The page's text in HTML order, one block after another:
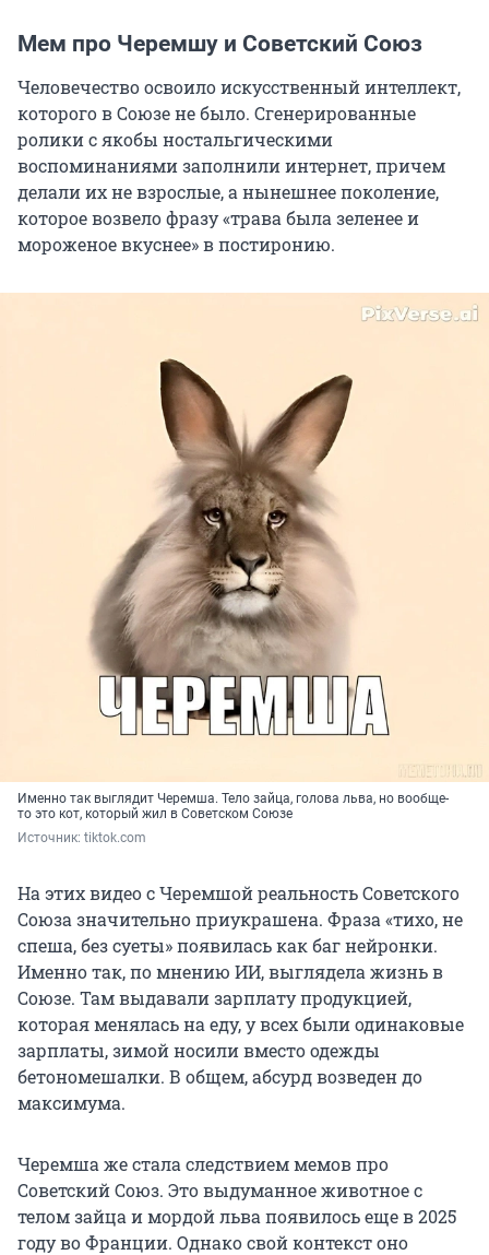
Мем про Черемшу и Советский Союз
Человечество освоило искусственный интеллект,
которого в Союзе не было. Сгенерированные
ролики с якобы ностальгическими
воспоминаниями заполнили интернет, причем
делали их не взрослые, а нынешнее поколение,
которое возвело фразу «трава была зеленее и
мороженое вкуснее» в постиронию.
Именно так выглядит Черемша. Тело зайца, голова льва, но вообще-
то это кот, который жил в Советском Союзе
Источник: tiktok.com
На этих видео с Черемшой реальность Советского
Союза значительно приукрашена. Фраза «тихо, не
спеша, без суеты» появилась как баг нейронки.
Именно так, по мнению ИИ, выглядела жизнь в
Союзе. Там выдавали зарплату продукцией,
которая менялась на еду, у всех были одинаковые
зарплаты, зимой носили вместо одежды
бетономешалки. В общем, абсурд возведен до
максимума.
Черемша же стала следствием мемов про
Советский Союз. Это выдуманное животное с
телом зайца и мордой льва появилось еще в 2025
году во Франции. Однако свой контекст оно